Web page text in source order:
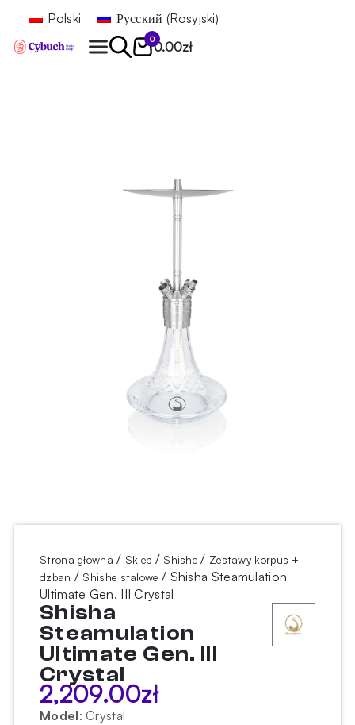
Polski Русский (Rosyjski)
0
0.00zł
Strona główna / Sklep / Shishe / Zestawy korpus +
dzban / Shishe stalowe / Shisha Steamulation
Ultimate Gen. III Crystal
Shisha
Steamulation
Ultimate Gen. III
Crystal
2,209.00zł
Model: Crystal